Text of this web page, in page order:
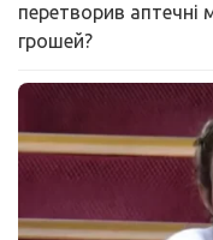
перетворив аптечні
грошей?